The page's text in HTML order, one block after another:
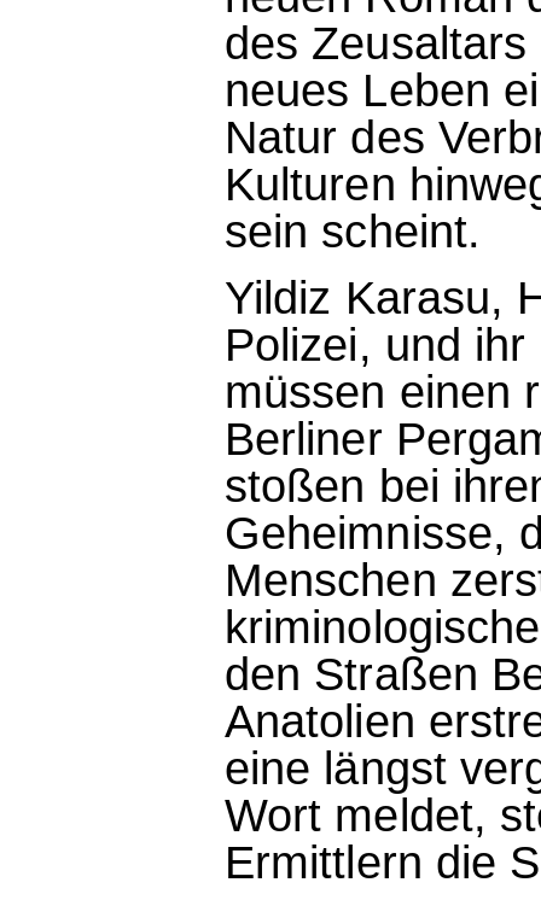
des
neues Leben
Natur des
Kulturen
sein scheint.
Yildiz Karasu,
Polizei, und
müssen einen
Berliner
stoßen bei
Geheimnisse,
Menschen
den Straßen
Anatolien
eine längst
Wort meldet,
Ermittlern die